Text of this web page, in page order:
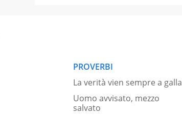
PROVERBI
La verità vien sempre a galla
Uomo avvisato, mezzo
salvato